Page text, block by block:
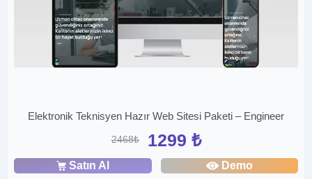
Elektronik Teknisyen Hazır Web Sitesi Paketi – Engineer
2468₺ 1299 ₺
Satın Al Demo